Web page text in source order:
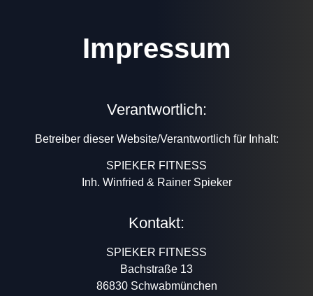
Impressum
Verantwortlich:
Betreiber dieser Website/Verantwortlich für Inhalt:
SPIEKER FITNESS
Inh. Winfried & Rainer Spieker
Kontakt:
SPIEKER FITNESS
Bachstraße 13
86830 Schwabmünchen